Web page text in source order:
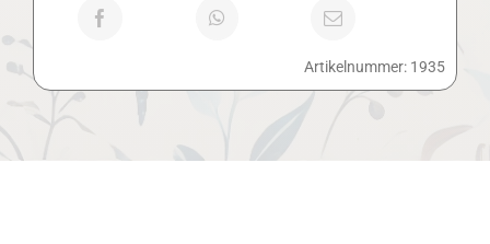
Artikelnummer: 1935